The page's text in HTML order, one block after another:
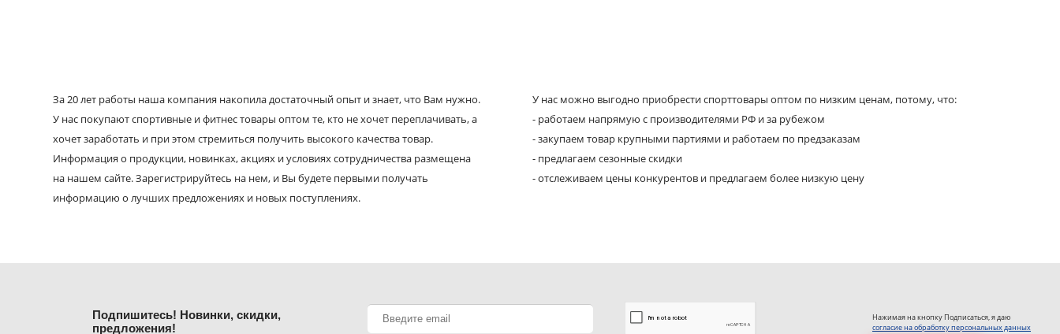
За 20 лет работы наша компания накопила достаточный опыт и знает, что Вам нужно.
У нас покупают спортивные и фитнес товары оптом те, кто не хочет переплачивать, а
хочет заработать и при этом стремиться получить высокого качества товар.
Информация о продукции, новинках, акциях и условиях сотрудничества размещена
на нашем сайте. Зарегистрируйтесь на нем, и Вы будете первыми получать
информацию о лучших предложениях и новых поступлениях.
У нас можно выгодно приобрести спорттовары оптом по низким ценам, потому, что:
- работаем напрямую с производителями РФ и за рубежом
- закупаем товар крупными партиями и работаем по предзаказам
- предлагаем сезонные скидки
- отслеживаем цены конкурентов и предлагаем более низкую цену
Нажимая на кнопку Подписаться, я даю
согласие на обработку персональных данных
Подпишитесь! Новинки, скидки,
предложения!